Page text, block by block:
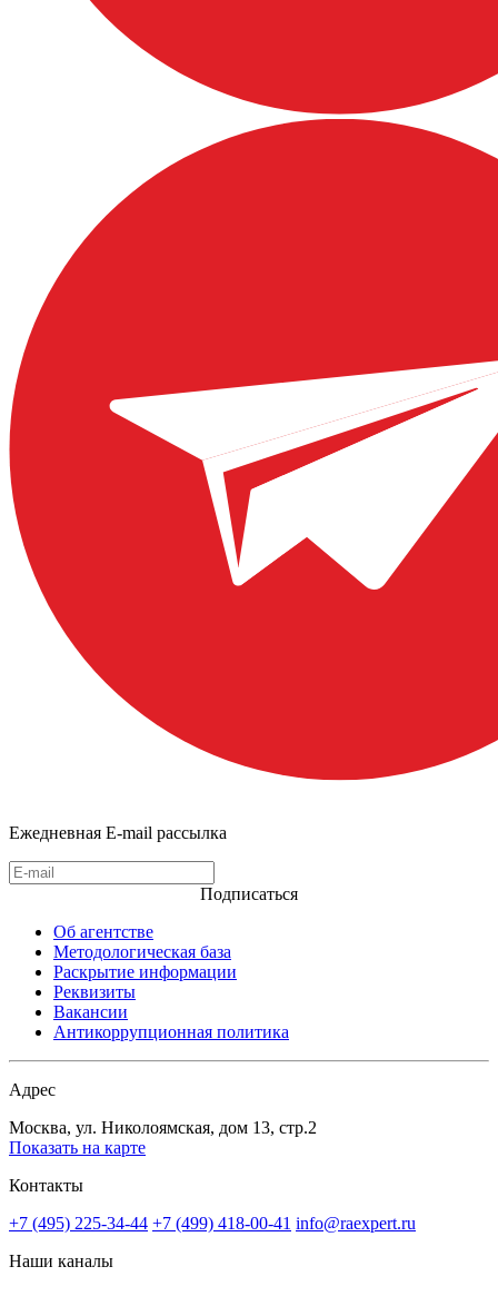
Ежедневная E-mail рассылка
Подписаться
Об агентстве
Методологическая база
Раскрытие информации
Реквизиты
Вакансии
Антикоррупционная политика
Адрес
Москва, ул. Николоямская, дом 13, стр.2
Показать на карте
Контакты
+7 (495) 225-34-44 +7 (499) 418-00-41 info@raexpert.ru
Наши каналы